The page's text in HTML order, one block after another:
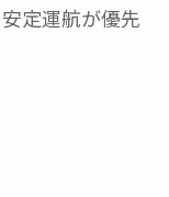
定運航が優先